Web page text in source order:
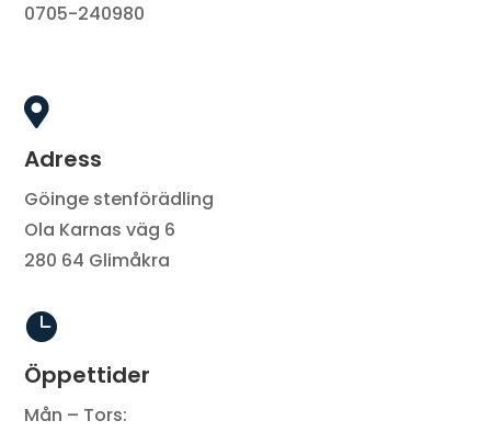
0705-240980

Adress
Göinge stenförädling
Ola Karnas väg 6
280 64 Glimåkra

Öppettider
Mån – Tors: